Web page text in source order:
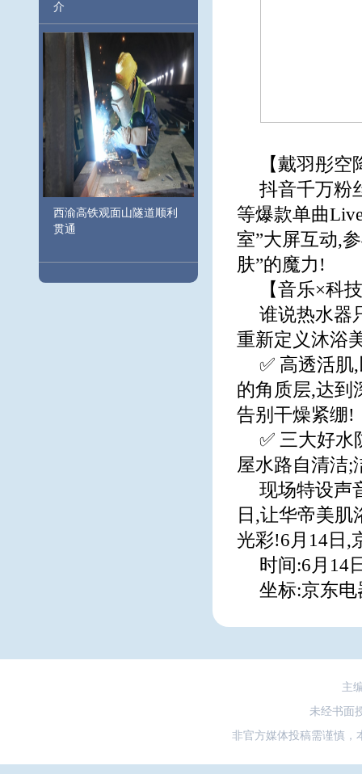
介
西渝高铁观面山隧道顺利
贯通
【戴羽彤
抖音千万粉
等爆款单曲
室”大屏互动,
肤”的魔力!
【音乐×科
谁说热水器
重新定义沐浴
✅ 高透活
的角质层,达到
告别干燥紧绷!
✅ 三大好
屋水路自清洁;
现场特设声
日,让华帝美
光彩!6月14日,
时间:6月14
坐标:京东
主
未经书面
非官方媒体投稿需谨慎，